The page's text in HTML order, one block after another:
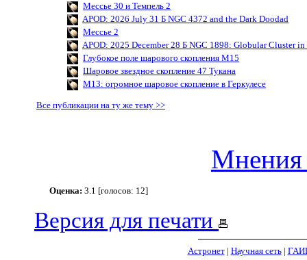
Мессье 30 и Темпель 2
APOD: 2026 July 31 Б NGC 4372 and the Dark Doodad
Мессье 2
APOD: 2025 December 28 Б NGC 1898: Globular Cluster
Глубокое поле шарового скопления M15
Шаровое звездное скопление 47 Тукана
M13: огромное шаровое скопление в Геркулесе
Все публикации на ту же тему >>
Мнения
Оценка: 3.1 [голосов: 12]
Версия для печати
Астронет| Научная сеть|